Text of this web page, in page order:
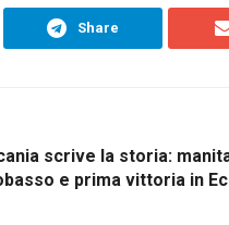
Share
scrive la storia:
e prima vittoria in